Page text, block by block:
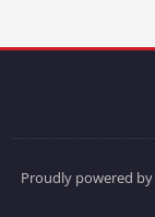
Proudly powered by